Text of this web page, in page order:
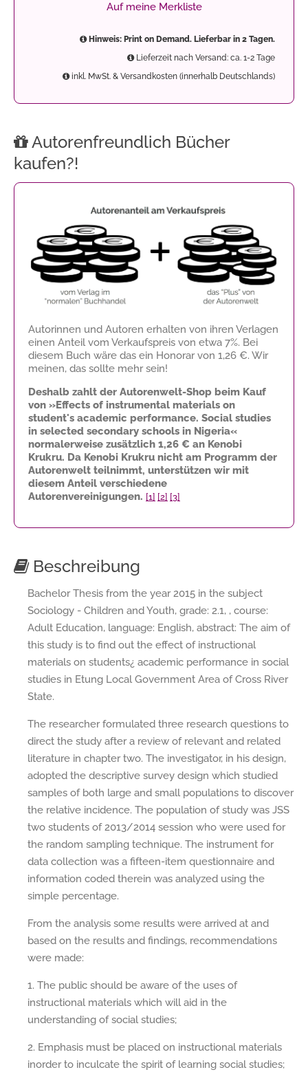
Auf meine Merkliste
Hinweis: Print on Demand. Lieferbar in 2 Tagen.
Lieferzeit nach Versand: ca. 1-2 Tage
inkl. MwSt. & Versandkosten (innerhalb Deutschlands)
Autorenfreundlich Bücher
kaufen?!
Autorinnen und Autoren erhalten von ihren Verlagen
einen Anteil vom Verkaufspreis von etwa 7%. Bei
diesem Buch wäre das ein Honorar von 1,26 €. Wir
meinen, das sollte mehr sein!
Deshalb zahlt der Autorenwelt-Shop beim Kauf
von »Effects of instrumental materials on
student's academic performance. Social studies
in selected secondary schools in Nigeria«
normalerweise zusätzlich 1,26 € an Kenobi
Krukru. Da Kenobi Krukru nicht am Programm der
Autorenwelt teilnimmt, unterstützen wir mit
diesem Anteil verschiedene
Autorenvereinigungen. [1] [2] [3]
Beschreibung
Bachelor Thesis from the year 2015 in the subject
Sociology - Children and Youth, grade: 2.1, , course:
Adult Education, language: English, abstract: The aim of
this study is to find out the effect of instructional
materials on students¿ academic performance in social
studies in Etung Local Government Area of Cross River
State.
The researcher formulated three research questions to
direct the study after a review of relevant and related
literature in chapter two. The investigator, in his design,
adopted the descriptive survey design which studied
samples of both large and small populations to discover
the relative incidence. The population of study was JSS
two students of 2013/2014 session who were used for
the random sampling technique. The instrument for
data collection was a fifteen-item questionnaire and
information coded therein was analyzed using the
simple percentage.
From the analysis some results were arrived at and
based on the results and findings, recommendations
were made:
1. The public should be aware of the uses of
instructional materials which will aid in the
understanding of social studies;
2. Emphasis must be placed on instructional materials
inorder to inculcate the spirit of learning social studies;